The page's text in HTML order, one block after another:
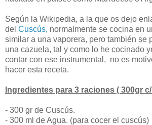
Según la Wikipedia, a la que os dejo
del Cuscús, normalmente se cocina en
similar a una vaporera, pero también se
una cazuela, tal y como lo he cocinado
contar con ese instrumental, no es
hacer esta receta.
Ingredientes para 3 raciones ( 300gr
- 300 gr de Cuscús.
- 300 ml de Agua. (para cocer el cuscús)